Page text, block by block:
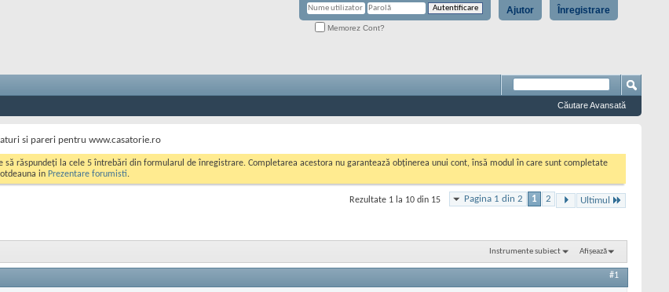
Înregistrare
Ajutor
Memorez Cont?
Căutare Avansată
si pareri pentru www.casatorie.ro
să răspundeți la cele 5 întrebări din formularul de înregistrare. Completarea acestora nu garantează obținerea unui cont, însă modul în care sunt completate
in Prezentare forumisti.
Pagina 1 din 2 1 2 Ultimul
Rezultate 1 la 10 din 15
Instrumente subiect Afișează
#1